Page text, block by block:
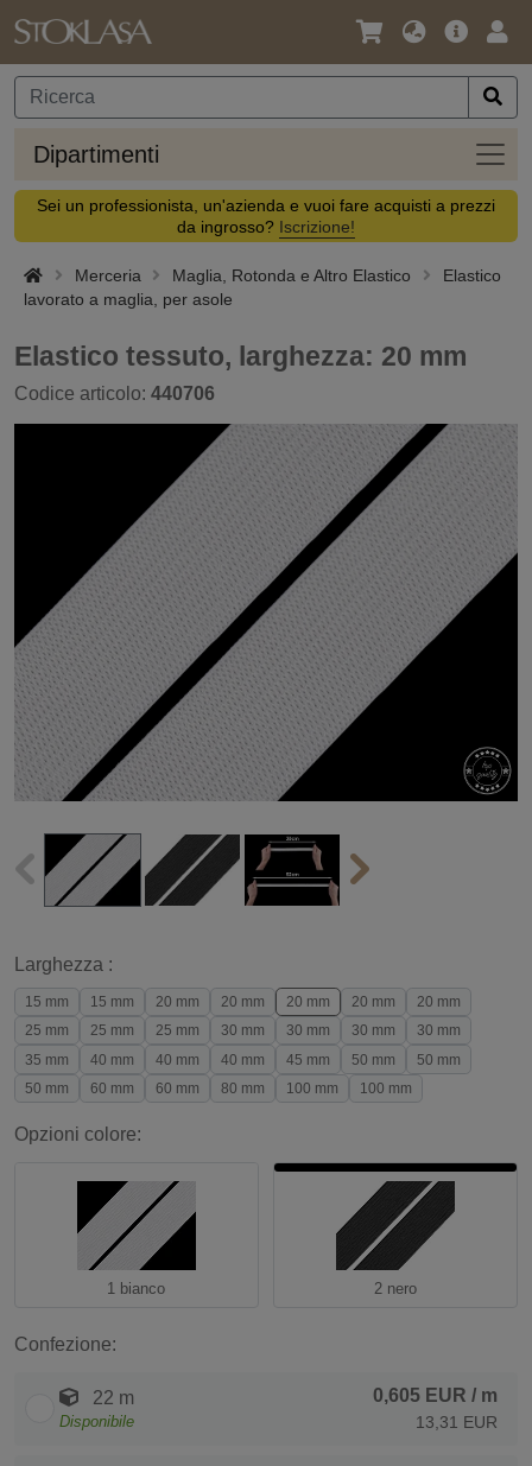
Lingua
Valuta
Offerta
Dipartimenti
Sei un professionista, un'azienda e vuoi fare acquisti a prezzi
da ingrosso? Iscrizione!
Merceria Maglia, Rotonda e Altro Elastico
Elastico
lavorato a maglia, per asole
Elastico tessuto, larghezza: 20 mm
Codice articolo: 440706
Larghezza :
15 mm 15 mm 20 mm 20 mm 20 mm 20 mm
20 mm
25 mm
25 mm 25 mm 30 mm 30 mm 30 mm
30 mm
35 mm
40 mm 40 mm 40 mm 45 mm 50 mm
50 mm
50 mm
60 mm 60 mm 80 mm 100 mm 100 mm
Opzioni colore:
1 bianco 2 nero
Confezione:
22 m
Disponibile
0,605 EUR / m
13,31 EUR